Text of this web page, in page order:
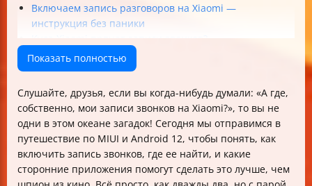
Включаем запись разговоров на Xiaomi —
инструкция без паники
Куда Xiaomi прячет записи звонков?
Что случилось с фирменной звонилкой Xiaomi в MIUI
13?
реальность
Часто задаваемые вопросы (FAQ)
Итоговый чек-лист: как настроить запись звонков на
Xiaomi
Заключение: записывайте с умом и находите легко!
Показать полностью
Слушайте, друзья, если вы когда-нибудь думали: «А где,
собственно, мои записи звонков на Xiaomi?», то вы не
одни в этом океане загадок! Сегодня мы отправимся в
путешествие по MIUI и Android 12, чтобы понять, как
включить запись звонков, где ее найти, и какие
сторонние приложения помогут сделать это лучше, чем